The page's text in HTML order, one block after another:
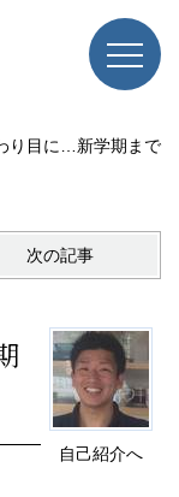
り目に…新学期まで
次の記事
自己紹介へ